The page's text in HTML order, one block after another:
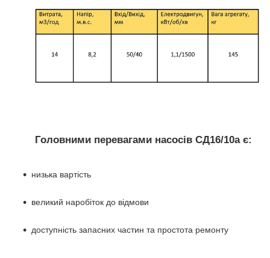
Головними перевагами насосів СД16/10а є:
низька вартість
великий наробіток до відмови
доступність запасних частин та простота ремонту